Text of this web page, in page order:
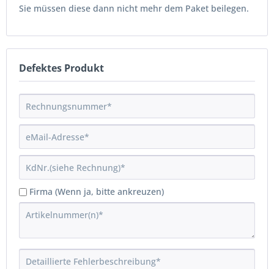
Sie müssen diese dann nicht mehr dem Paket beilegen.
Defektes Produkt
Firma (Wenn ja, bitte ankreuzen)